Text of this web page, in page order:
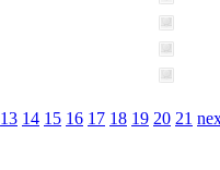
13 14 15 16 17 18 19 20 21